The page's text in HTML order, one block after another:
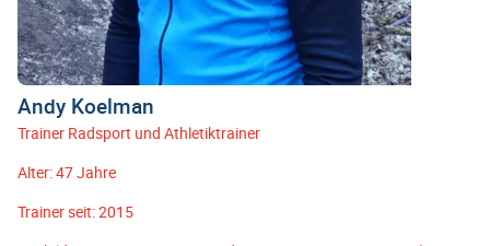
Andy Koelman
Trainer Radsport und Athletiktrainer
Alter: 47 Jahre
Trainer seit: 2015